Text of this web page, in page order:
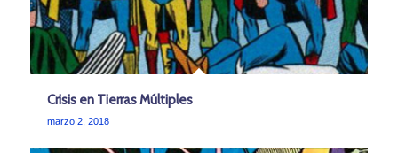
Crisis en Tierras Múltiples
marzo 2, 2018